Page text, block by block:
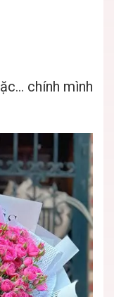
chính mình